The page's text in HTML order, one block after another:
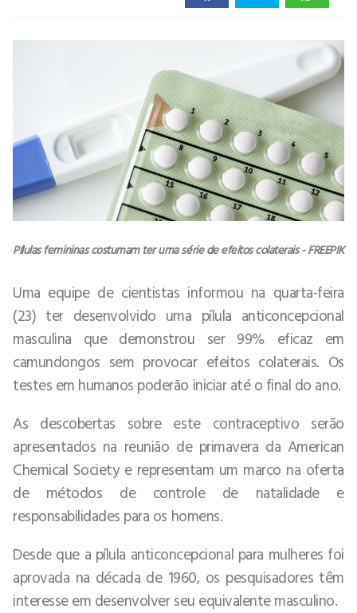
Pílulas femininas costumam ter uma série de efeitos colaterais - FREEPIK
Uma equipe de cientistas informou na quarta-feira
(23) ter desenvolvido uma pílula anticoncepcional
masculina que demonstrou ser 99% eficaz em
camundongos sem provocar efeitos colaterais. Os
testes em humanos poderão iniciar até o final do ano.
As descobertas sobre este contraceptivo serão
apresentados na reunião de primavera da American
Chemical Society e representam um marco na oferta
de métodos de controle de natalidade e
responsabilidades para os homens.
Desde que a pílula anticoncepcional para mulheres foi
aprovada na década de 1960, os pesquisadores têm
interesse em desenvolver seu equivalente masculino.